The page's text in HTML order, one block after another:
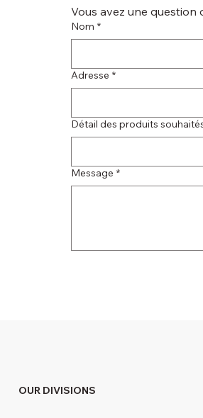
Vous avez une question
Nom *
Adresse *
Détail des produits
Message *
OUR DIVISIONS